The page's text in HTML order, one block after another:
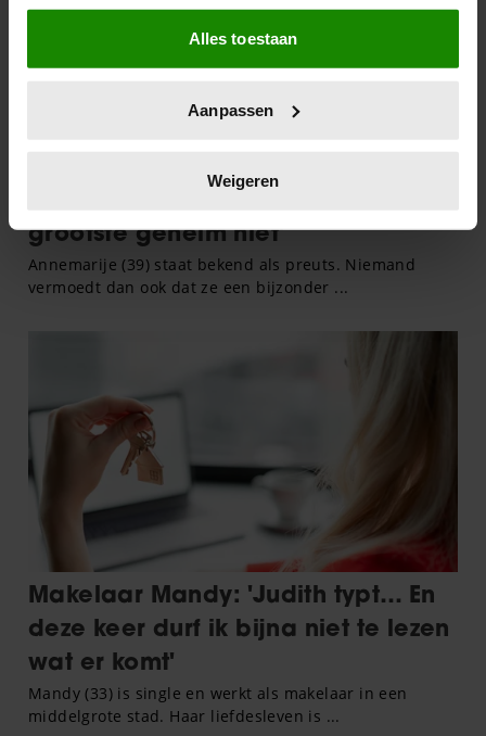
Als u het toestaat, willen we ook graag:
Informatie verzamelen over uw geografische
locatie, die tot een paar meter nauwkeurig kan zijn
scannen op specifieke eigenschappen (fingerprinting)
verwerkt en stel uw voorkeuren in het
intrekken in de Cookieverklaring.
We gebruiken cookies om content en advertenties te
en om ons websiteverkeer te analyseren. Ook delen we
partners kunnen deze gegevens combineren met andere
informatie die u aan ze heeft verstrekt of die ze hebben
verzameld op basis van uw gebruik van hun services. U
gaat akkoord met onze cookies als u onze website blijft
gebruiken.
Alles toestaan
Aanpassen
Weigeren